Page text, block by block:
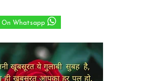
On Whatsapp